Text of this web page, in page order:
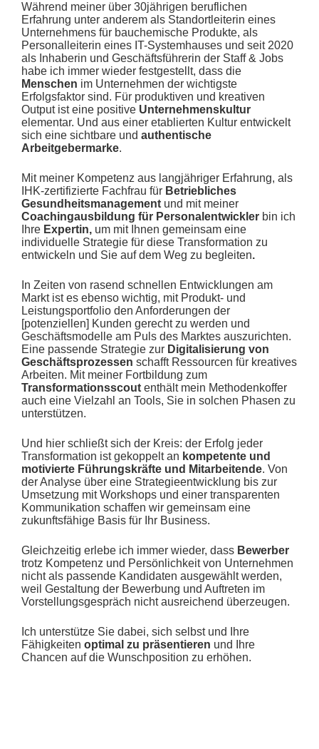
Während meiner über 30jährigen beruflichen
Erfahrung unter anderem als Standortleiterin eines
Unternehmens für bauchemische Produkte, als
Personalleiterin eines IT-Systemhauses und seit 2020
als Inhaberin und Geschäftsführerin der Staff & Jobs
habe ich immer wieder festgestellt, dass die
Menschen im Unternehmen der wichtigste
Erfolgsfaktor sind. Für produktiven und kreativen
Output ist eine positive Unternehmenskultur
elementar. Und aus einer etablierten Kultur entwickelt
sich eine sichtbare und authentische
Arbeitgebermarke.
Mit meiner Kompetenz aus langjähriger Erfahrung, als
IHK-zertifizierte Fachfrau für Betriebliches
Gesundheitsmanagementund mit meiner
Coachingausbildung für Personalentwickler bin ich
IhreExpertin, um mit Ihnen gemeinsam eine
individuelle Strategie für diese Transformation zu
entwickeln und Sie auf dem Weg zu begleiten.
In Zeiten von rasend schnellen Entwicklungen am
Markt ist es ebenso wichtig, mit Produkt- und
Leistungsportfolio den Anforderungen der
[potenziellen] Kunden gerecht zu werden und
Geschäftsmodelle am Puls des Marktes auszurichten.
Eine passende Strategie zur Digitalisierung von
Geschäftsprozessen schafft Ressourcen für kreatives
Arbeiten. Mit meiner Fortbildung zum
Transformationsscout enthält mein Methodenkoffer
auch eine Vielzahl an Tools, Sie in solchen Phasen zu
unterstützen.
Und hier schließt sich der Kreis: der Erfolg jeder
Transformation ist gekoppelt an kompetente und
motivierte Führungskräfte und Mitarbeitende. Von
der Analyse über eine Strategieentwicklung bis zur
Umsetzung mit Workshops und einer transparenten
Kommunikation schaffen wir gemeinsam eine
zukunftsfähige Basis für Ihr Business.
Gleichzeitig erlebe ich immer wieder, dass Bewerber
trotz Kompetenz und Persönlichkeit von Unternehmen
nicht als passende Kandidaten ausgewählt werden,
weil Gestaltung der Bewerbung und Auftreten im
Vorstellungsgespräch nicht ausreichend überzeugen.
Ich unterstütze Sie dabei, sich selbst und Ihre
Fähigkeiten optimal zu präsentieren und Ihre
Chancen auf die Wunschposition zu erhöhen.